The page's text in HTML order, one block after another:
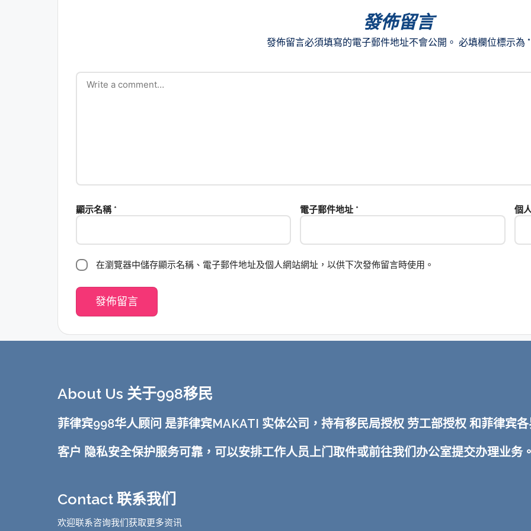
發佈留言
發佈留言必須填寫的電子郵件地址不會公開。 必填欄位標示為 *
顯示名稱 * 電子郵件地址 * 個
在瀏覽器中儲存顯示名稱、電子郵件地址及個人網站網址，以供下次發佈留言時使用。
About Us 关于998移民
菲律宾998华人顾问 是菲律宾MAKATI 实体公司，持有移民局授权 劳工部授权 和菲律宾各
客户 隐私安全保护服务可靠，可以安排工作人员上门取件或前往我们办公室提交办理业务。
Contact 联系我们
欢迎联系咨询我们获取更多资讯